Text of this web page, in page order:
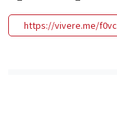
https://vivere.me/f0vc